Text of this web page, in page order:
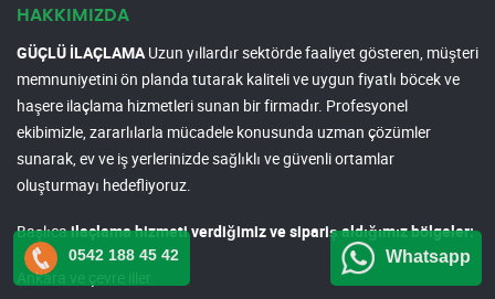
HAKKIMIZDA
GÜÇLÜ İLAÇLAMAUzun yıllardır sektörde faaliyet gösteren, müşteri
memnuniyetini ön planda tutarak kaliteli ve uygun fiyatlı böcek ve
haşere ilaçlama hizmetleri sunan bir firmadır. Profesyonel
ekibimizle, zararlılarla mücadele konusunda uzman çözümler
sunarak, ev ve iş yerlerinizde sağlıklı ve güvenli ortamlar
oluşturmayı hedefliyoruz.
Başlıcailaçlama hizmeti verdiğimiz ve sipariş aldığımız bölgeler:
Ankara ve çevre iller.
0542 188 45 42 Whatsapp